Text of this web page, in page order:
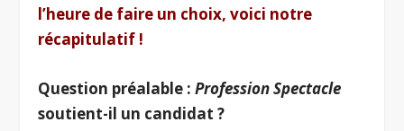
l’heure de faire un choix, voici notre
récapitulatif !
Question préalable : Profession Spectacle
soutient-il un candidat ?